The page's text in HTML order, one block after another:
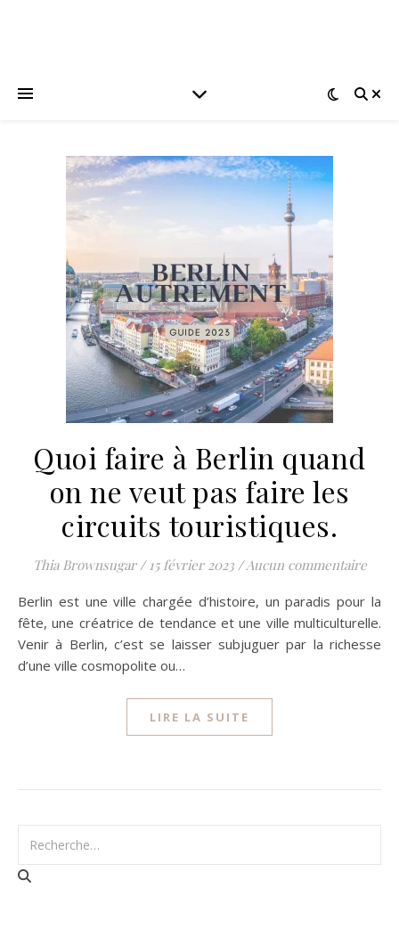
Quoi faire à Berlin quand
on ne veut pas faire les
circuits touristiques.
Thia Brownsugar / 15 février 2023 /Aucun commentaire
Berlin est une ville chargée d’histoire, un paradis pour la
fête, une créatrice de tendance et une ville multiculturelle.
Venir à Berlin, c’est se laisser subjuguer par la richesse
d’une ville cosmopolite ou…
LIRE LA SUITE